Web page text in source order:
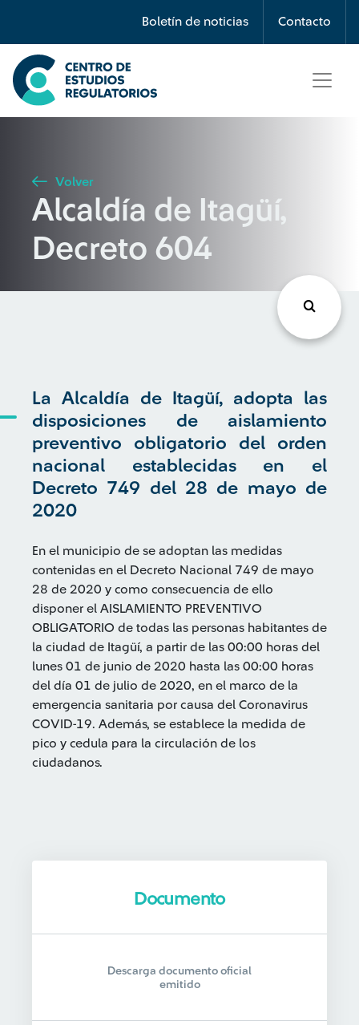
Boletín de noticias Contacto
Búsqueda
Seleccione país
Buscar
Volver
Alcaldía de Itagüí,
Decreto 604
La Alcaldía de Itagüí, adopta las
disposiciones de aislamiento
preventivo obligatorio del orden
nacional establecidas en el
Decreto 749 del 28 de mayo de
2020
En el municipio de se adoptan las medidas
contenidas en el Decreto Nacional 749 de mayo
28 de 2020 y como consecuencia de ello
disponer el AISLAMIENTO PREVENTIVO
OBLIGATORIO de todas las personas habitantes de
la ciudad de Itagüí, a partir de las 00:00 horas del
lunes 01 de junio de 2020 hasta las 00:00 horas
del día 01 de julio de 2020, en el marco de la
emergencia sanitaria por causa del Coronavirus
COVID-19. Además, se establece la medida de
pico y cedula para la circulación de los
ciudadanos.
Documento
Descarga documento oficial
emitido